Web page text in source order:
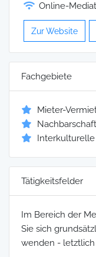
Online-
Zur Website
Fachgebiete
Mieter-
Tätigkeitsfelder
Im Bereich der
Sie sich
wenden -